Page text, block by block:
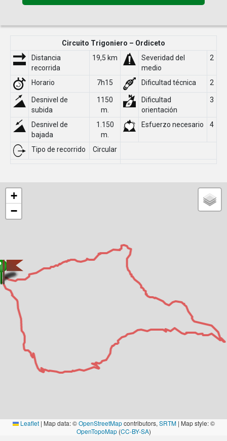
Circuito Trigoniero – Ordiceto
Distancia
recorrida
19,5 km
Severidad del
medio
2
Horario 7h15 Dificultad técnica 2
Desnivel de
subida
1150
m.
Dificultad
orientación
3
Desnivel de
bajada
1.150
m.
Esfuerzo necesario 4
Tipo de recorrido Circular
+
−
Leaflet | Map data: ©OpenStreetMapcontributors, SRTM| Map style: ©
OpenTopoMap(CC-BY-SA)